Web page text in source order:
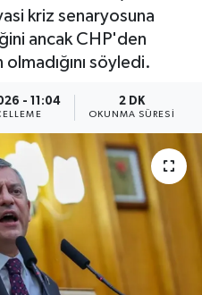
kriz senaryosuna
ancak CHP'den
olmadığını söyledi.
- 11:04 2 DK
OKUNMA SÜRESI